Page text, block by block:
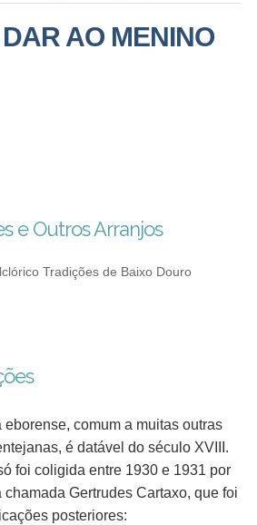
AO MENINO
e Outros Arranjos
Tradições de Baixo Douro
eborense, comum a muitas outras
é datável do século XVIII.
foi coligida entre 1930 e 1931 por
chamada Gertrudes Cartaxo, que foi
posteriores: